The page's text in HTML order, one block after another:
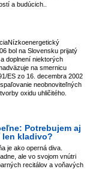
a budúcich..
bol na Slovensku prijatý
doplnení niektorých
na smernicu
ES zo 16. decembra 2002
neobnoviteľných
oxidu uhličitého.
Potrebujem aj
len kladivo?
je ako operná diva.
ale vo svojom vnútri
recitálov a voňavých